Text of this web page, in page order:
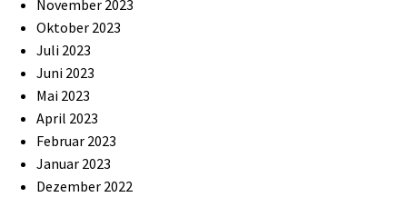
November 2023
Oktober 2023
Juli 2023
Juni 2023
Mai 2023
April 2023
Februar 2023
Januar 2023
Dezember 2022